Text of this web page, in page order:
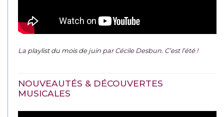
La playlist du mois de juin par Cécile Desbun. C’est l’été !
NOUVEAUTÉS & DÉCOUVERTES
MUSICALES